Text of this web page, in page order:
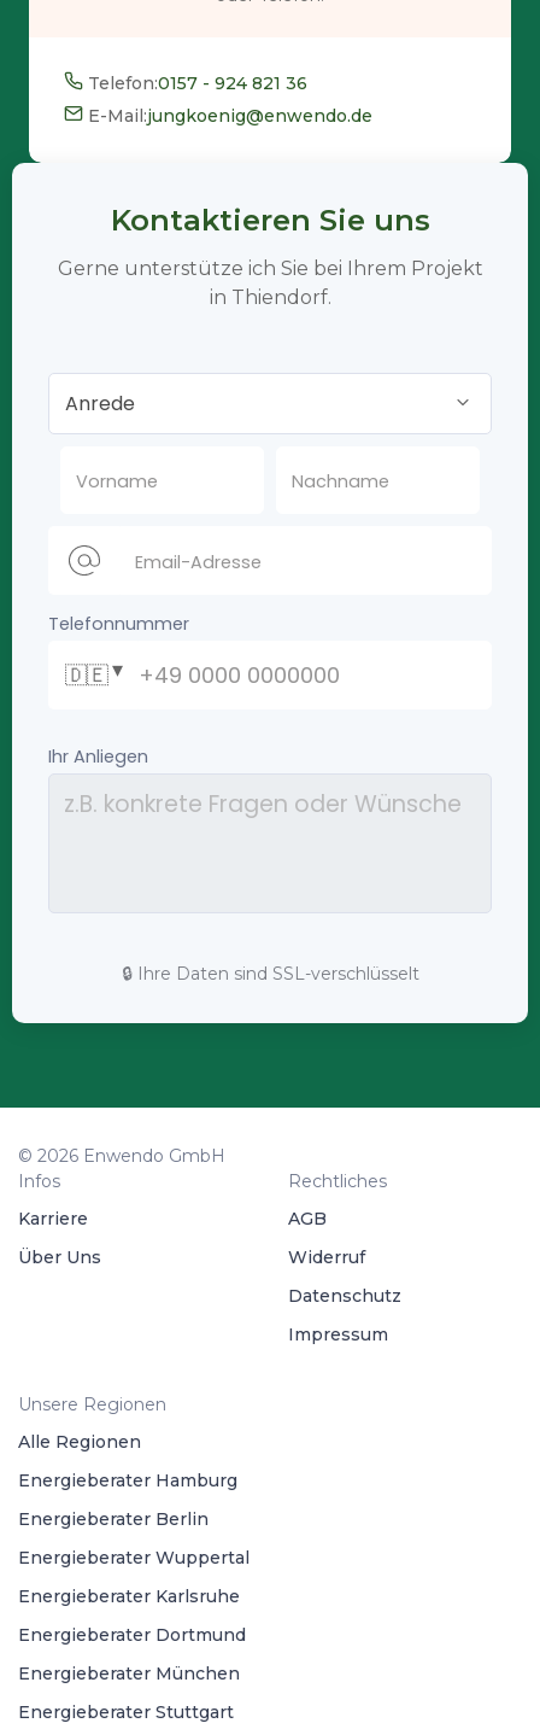
Telefon:0157 - 924 821 36
E-Mail:jungkoenig@enwendo.de
Kontaktieren Sie uns
Gerne unterstütze ich Sie bei Ihrem Projekt
in Thiendorf.
🔒 Ihre Daten sind SSL-verschlüsselt
© 2026 Enwendo GmbH
Infos
Karriere
Über Uns
Rechtliches
AGB
Widerruf
Datenschutz
Impressum
Unsere Regionen
Alle Regionen
Energieberater Hamburg
Energieberater Berlin
Energieberater Wuppertal
Energieberater Karlsruhe
Energieberater Dortmund
Energieberater München
Energieberater Stuttgart